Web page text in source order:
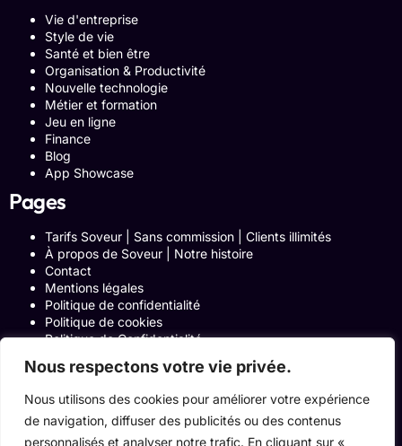
Nous respectons votre vie privée.
Nous utilisons des cookies pour améliorer votre expérience
de navigation, diffuser des publicités ou des contenus
personnalisés et analyser notre trafic. En cliquant sur «
Vie d'entreprise
Style de vie
Santé et bien être
Organisation & Productivité
Nouvelle technologie
Métier et formation
Jeu en ligne
Finance
Blog
App Showcase
Pages
Tarifs Soveur | Sans commission | Clients illimités
À propos de Soveur | Notre histoire
Contact
Mentions légales
Politique de confidentialité
Politique de cookies
Politique de Confidentialité
Blog
Programme Affiliation
Conditions générales d’utilisation
ACCUEIL